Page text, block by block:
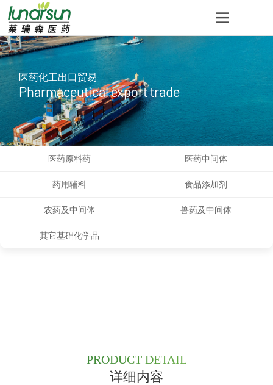
医药化工出口贸易
Pharmaceutical export trade
医药原料药 医药中间体
药用辅料 食品添加剂
农药及中间体 兽药及中间体
其它基础化学品
PRODUCT DETAIL
详细内容